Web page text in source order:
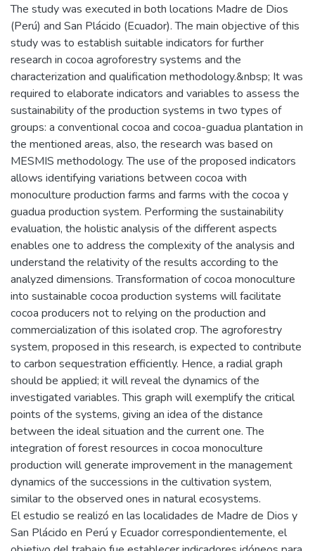
The study was executed in both locations Madre de Dios
(Perú) and San Plácido (Ecuador). The main objective of this
study was to establish suitable indicators for further
research in cocoa agroforestry systems and the
characterization and qualification methodology.&nbsp; It was
required to elaborate indicators and variables to assess the
sustainability of the production systems in two types of
groups: a conventional cocoa and cocoa-guadua plantation in
the mentioned areas, also, the research was based on
MESMIS methodology. The use of the proposed indicators
allows identifying variations between cocoa with
monoculture production farms and farms with the cocoa y
guadua production system. Performing the sustainability
evaluation, the holistic analysis of the different aspects
enables one to address the complexity of the analysis and
understand the relativity of the results according to the
analyzed dimensions. Transformation of cocoa monoculture
into sustainable cocoa production systems will facilitate
cocoa producers not to relying on the production and
commercialization of this isolated crop. The agroforestry
system, proposed in this research, is expected to contribute
to carbon sequestration efficiently. Hence, a radial graph
should be applied; it will reveal the dynamics of the
investigated variables. This graph will exemplify the critical
points of the systems, giving an idea of the distance
between the ideal situation and the current one. The
integration of forest resources in cocoa monoculture
production will generate improvement in the management
dynamics of the successions in the cultivation system,
similar to the observed ones in natural ecosystems.
El estudio se realizó en las localidades de Madre de Dios y
San Plácido en Perú y Ecuador correspondientemente, el